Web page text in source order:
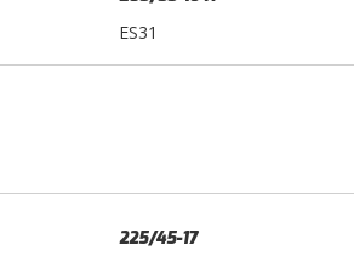
ES31
225/45-17